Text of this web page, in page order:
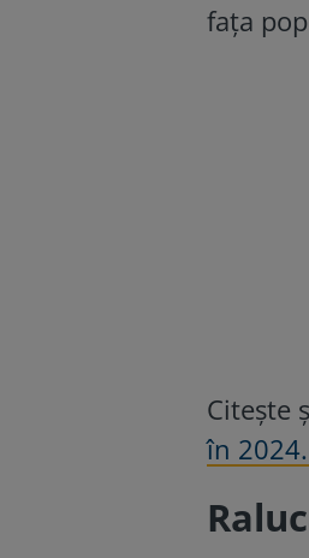
fața
Citește
în